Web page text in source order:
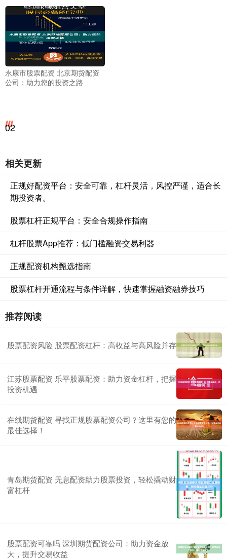
永康市股票配资 北京期货配资
公司：助力您的投资之路
02
相关更新
正规好配资平台：安全可靠，杠杆灵活，风控严谨，适合长
期投资者。
股票杠杆正规平台：安全合规操作指南
杠杆股票App推荐：低门槛融资交易利器
正规配资机构甄选指南
股票杠杆开通流程与条件详解，快速掌握融资融券技巧
推荐阅读
股票配资风险 股票配资杠杆：高收益与高风险并存
江苏股票配资 乐平股票配资：助力资金杠杆，把握
投资机遇
在线期货配资 寻找正规股票配资公司？这里有您的
最佳选择！
青岛期货配资 无息配资助力股票投资，轻松撬动财
富杠杆
股票配资可靠吗 深圳期货配资公司：助力资金放
大，提升交易收益